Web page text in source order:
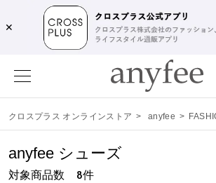
✕
クロスプラス オンラインストア > anyfee >
対象商品数 8件
anyfee シューズ